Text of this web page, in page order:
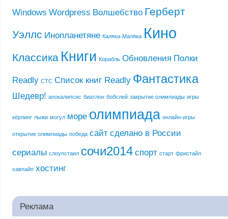
Windows Wordpress Волшебство Герберт
Уэллс Инопланетяне Каляка-Маляка Кино
Классика Книги Корабль Обновления Полки
Readly СТС Список книг Readly Фантастика
Шедевр! апокалипсис биатлон бобслей закрытие олимпиады игры
кёрлинг лыжи могул море олимпиада онлайн-игры
открытие олимпиады победа сайт сделано в России
сериалы слоупстаил сочи2014 спорт старт фристайл
хавпайп хостинг
Реклама